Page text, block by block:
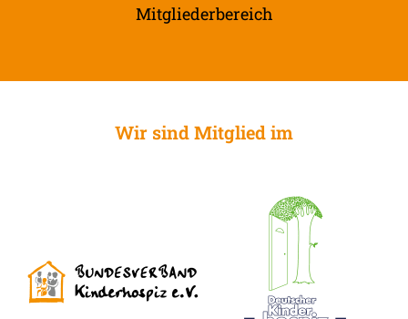
Mitgliederbereich
Wir sind Mitglied im